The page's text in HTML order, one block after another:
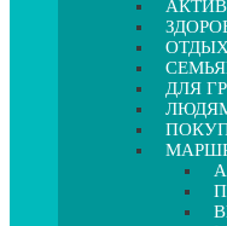
ДЛЯ